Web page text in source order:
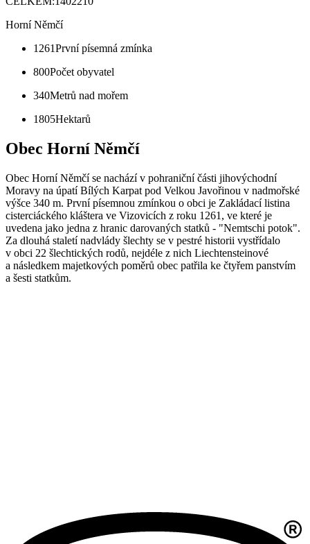
Horní Němčí
1261První písemná zmínka
800Počet obyvatel
340Metrů nad mořem
1805Hektarů
Obec Horní Němčí
Obec Horní Němčí se nachází v pohraniční části jihovýchodní
Moravy na úpatí Bílých Karpat pod Velkou Javořinou v nadmořské
výšce 340 m. První písemnou zmínkou o obci je Zakládací listina
cisterciáckého kláštera ve Vizovicích z roku 1261, ve které je
uvedena jako jedna z hranic darovaných statků - "Nemtschi potok".
Za dlouhá staletí nadvlády šlechty se v pestré historii vystřídalo
v obci 22 šlechtických rodů, nejdéle z nich Liechtensteinové
a následkem majetkových poměrů obec patřila ke čtyřem panstvím
a šesti statkům.